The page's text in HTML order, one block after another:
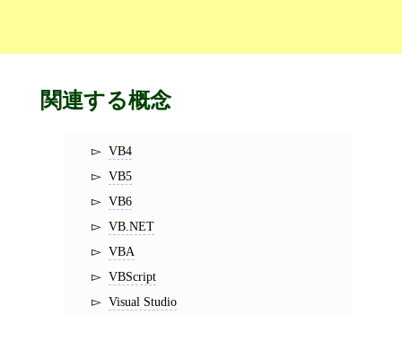
関連する概念
VB4
VB5
VB6
VB.NET
VBA
VBScript
Visual Studio